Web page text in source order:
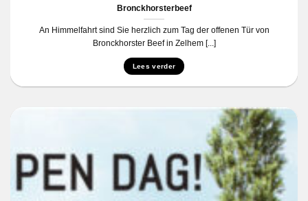
Bronckhorsterbeef
An Himmelfahrt sind Sie herzlich zum Tag der offenen Tür von
Bronckhorster Beef in Zelhem [...]
Lees verder